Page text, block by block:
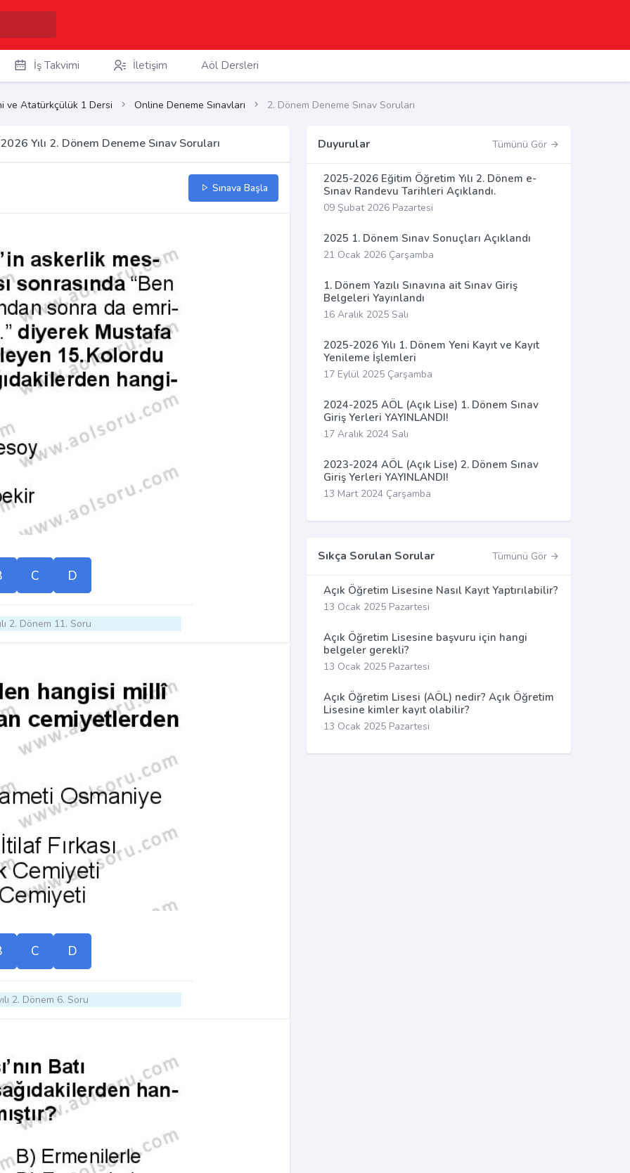
İş Takvimi İletişim Aöl Dersleri
ve Atatürkçülük 1 Dersi Online Deneme Sınavları 2. Dönem Deneme Sınav Soruları
Yılı 2. Dönem Deneme Sınav Soruları
Sınava Başla
C D
2. Dönem 11. Soru
C D
2. Dönem 6. Soru
Duyurular Tümünü Gör
2025-2026 Eğitim Öğretim Yılı 2. Dönem e-
Sınav Randevu Tarihleri Açıklandı.
09 Şubat 2026 Pazartesi
2025 1. Dönem Sınav Sonuçları Açıklandı
21 Ocak 2026 Çarşamba
1. Dönem Yazılı Sınavına ait Sınav Giriş
Belgeleri Yayınlandı
16 Aralık 2025 Salı
2025-2026 Yılı 1. Dönem Yeni Kayıt ve Kayıt
Yenileme İşlemleri
17 Eylül 2025 Çarşamba
2024-2025 AÖL (Açık Lise) 1. Dönem Sınav
Giriş Yerleri YAYINLANDI!
17 Aralık 2024 Salı
2023-2024 AÖL (Açık Lise) 2. Dönem Sınav
Giriş Yerleri YAYINLANDI!
13 Mart 2024 Çarşamba
Sıkça Sorulan Sorular Tümünü Gör
Açık Öğretim Lisesine Nasıl Kayıt Yaptırılabilir?
13 Ocak 2025 Pazartesi
Açık Öğretim Lisesine başvuru için hangi
belgeler gerekli?
13 Ocak 2025 Pazartesi
Açık Öğretim Lisesi (AÖL) nedir? Açık Öğretim
Lisesine kimler kayıt olabilir?
13 Ocak 2025 Pazartesi